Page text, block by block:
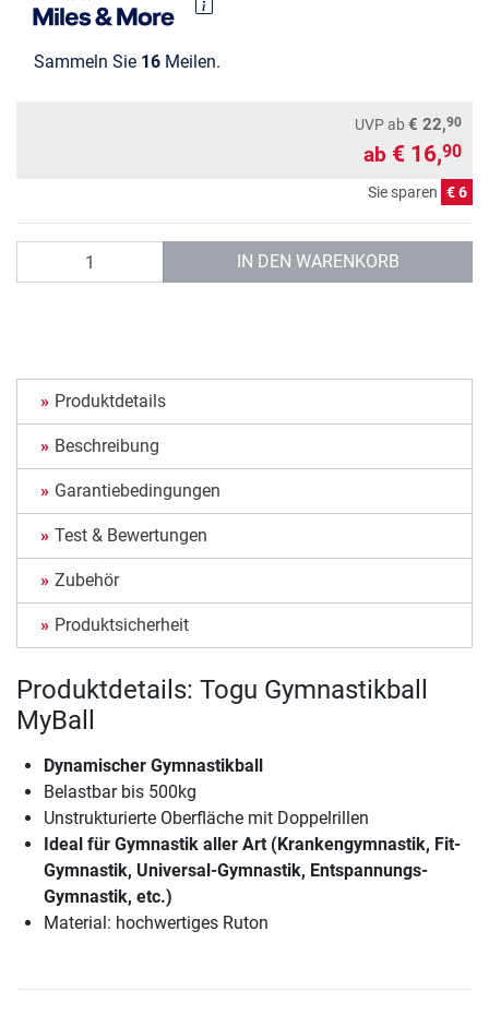
Sammeln Sie 16 Meilen.
UVPab € 22,90
ab € 16,90
Sie sparen € 6
IN DEN WARENKORB
Produktdetails
Beschreibung
Garantiebedingungen
Test & Bewertungen
Zubehör
Produktsicherheit
Produktdetails: Togu Gymnastikball
MyBall
Dynamischer Gymnastikball
Belastbar bis 500kg
Unstrukturierte Oberfläche mit Doppelrillen
Ideal für Gymnastik aller Art (Krankengymnastik, Fit-
Gymnastik, Universal-Gymnastik, Entspannungs-
Gymnastik, etc.)
Material: hochwertiges Ruton